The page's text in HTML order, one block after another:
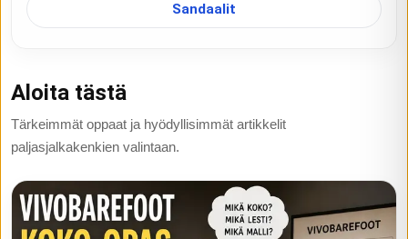
Sandaalit
Aloita tästä
Tärkeimmät oppaat ja hyödyllisimmät artikkelit
paljasjalkakenkien valintaan.